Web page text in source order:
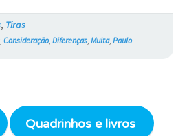
, Tiras
, Consideração, Diferenças, Muita, Paulo
Quadrinhos e livros